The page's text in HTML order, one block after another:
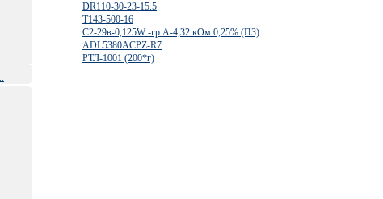
DR110-30-23-15.5
Т143-500-16
С2-29в-0,125W -гр.А-4,32 кОм 0,25% (ПЗ)
ADL5380ACPZ-R7
РТЛ-1001 (200*г)